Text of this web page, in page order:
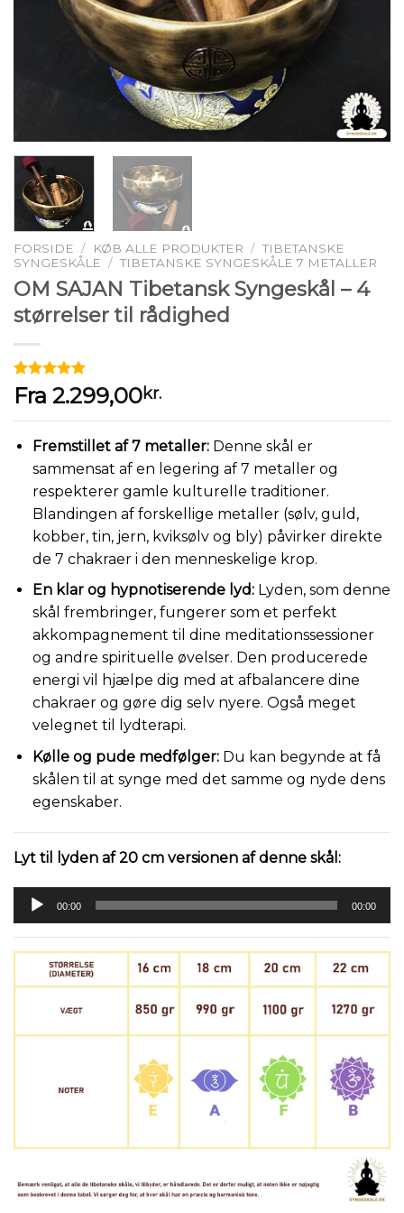
FORSIDE / KØB ALLE PRODUKTER / TIBETANSKE
SYNGESKÅLE / TIBETANSKE SYNGESKÅLE 7 METALLER
OM SAJAN Tibetansk Syngeskål – 4
størrelser til rådighed
Bedømt
som5.00
ud af 5
2
kundebedømmelser
Fra 2.299,00kr.
Fremstillet af 7 metaller:Denne skål er
sammensat af en legering af 7 metaller og
respekterer gamle kulturelle traditioner.
Blandingen af forskellige metaller (sølv, guld,
kobber, tin, jern, kviksølv og bly) påvirker direkte
de 7 chakraer i den menneskelige krop.
En klar og hypnotiserende lyd:Lyden, som denne
skål frembringer, fungerer som et perfekt
akkompagnement til dine meditationssessioner
og andre spirituelle øvelser. Den producerede
energi vil hjælpe dig med at afbalancere dine
chakraer og gøre dig selv nyere. Også meget
velegnet til lydterapi.
Kølle og pude medfølger:Du kan begynde at få
skålen til at synge med det samme og nyde dens
egenskaber.
Lyt til lyden af 20 cm versionen af denne skål:
Lydafspiller
00:00 00:00